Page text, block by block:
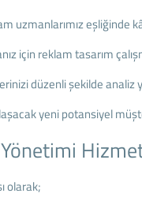
uzmanlarımız eşliğinde
için reklam tasarım
düzenli şekilde analiz
yeni potansiyel
olarak;